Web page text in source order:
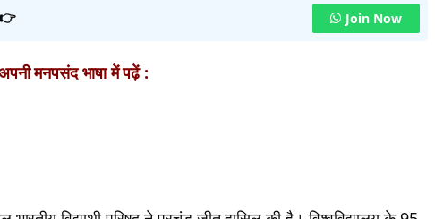
Join Now
मनपसंद भाषा में पढ़ें :